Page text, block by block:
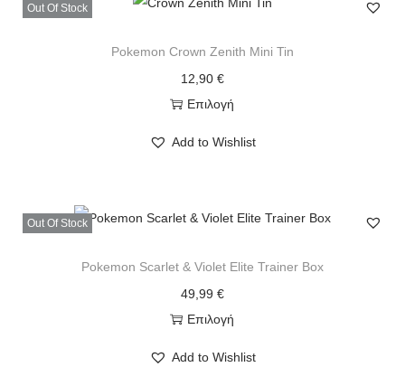
Out Of Stock
Pokemon Crown Zenith Mini Tin
12,90 €
Επιλογή
Add to Wishlist
Out Of Stock
Pokemon Scarlet & Violet Elite Trainer Box
49,99 €
Επιλογή
Add to Wishlist